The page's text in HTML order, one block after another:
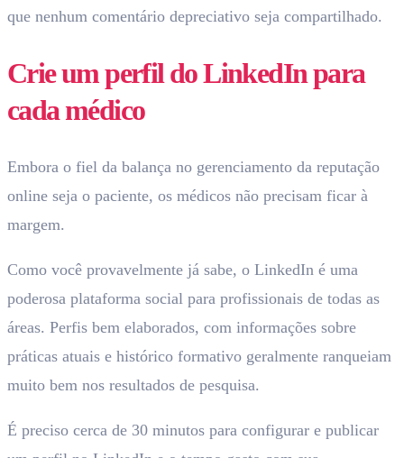
que nenhum comentário depreciativo seja compartilhado.
Crie um perfil do LinkedIn para
cada médico
Embora o fiel da balança no gerenciamento da reputação
online seja o paciente, os médicos não precisam ficar à
margem.
Como você provavelmente já sabe, o LinkedIn é uma
poderosa plataforma social para profissionais de todas as
áreas. Perfis bem elaborados, com informações sobre
práticas atuais e histórico formativo geralmente ranqueiam
muito bem nos resultados de pesquisa.
É preciso cerca de 30 minutos para configurar e publicar